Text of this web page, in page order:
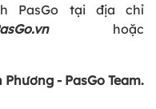
PasGo tại địa chỉ
hoặc
- PasGo Team.